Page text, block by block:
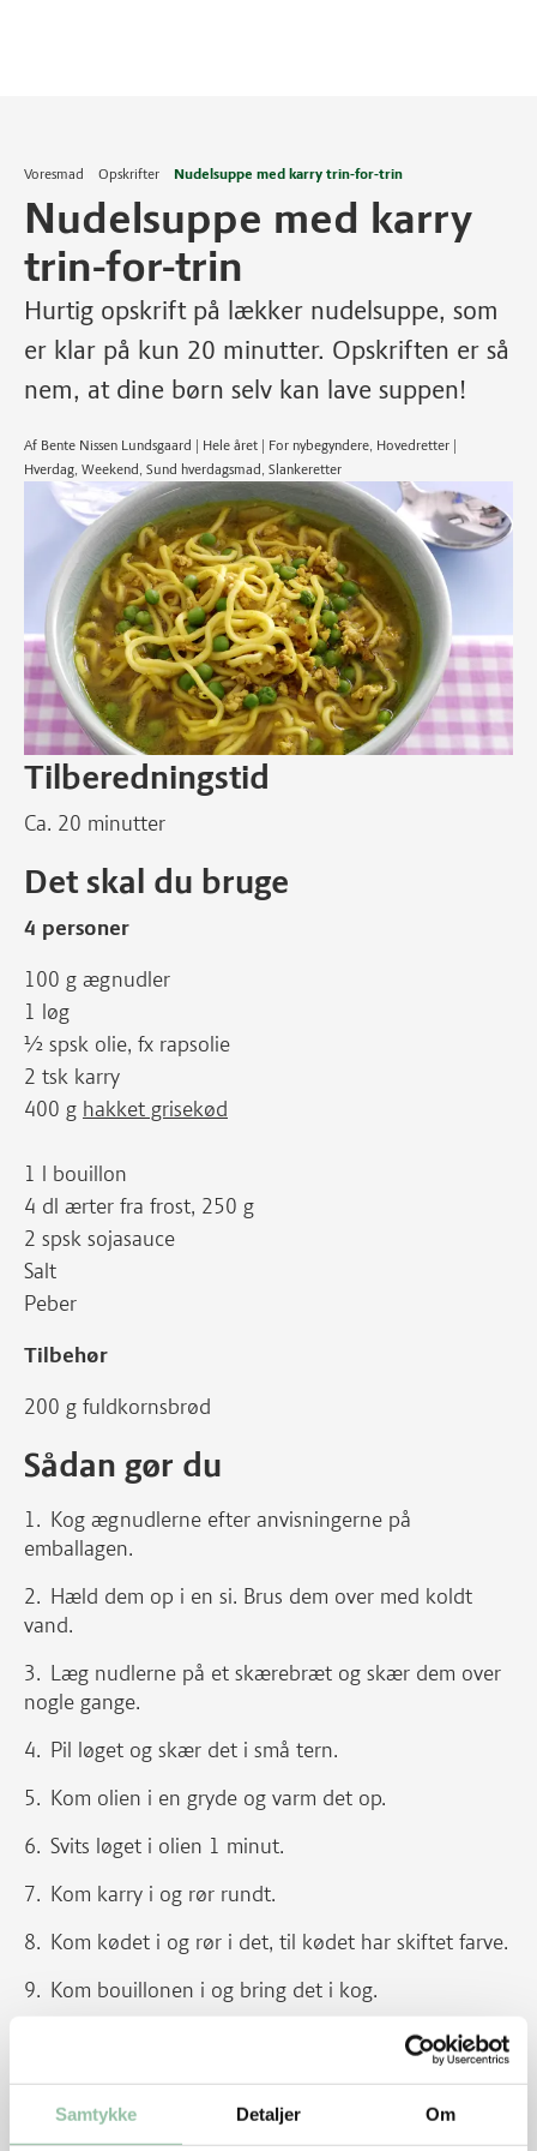
Samtykke Detaljer Om
Voresmad Opskrifter Nudelsuppe med karry trin-for-trin
Nudelsuppe med karry
trin-for-trin
Hurtig opskrift på lækker nudelsuppe, som
er klar på kun 20 minutter. Opskriften er så
nem, at dine børn selv kan lave suppen!
Af Bente Nissen Lundsgaard | Hele året | For nybegyndere, Hovedretter |
Hverdag, Weekend, Sund hverdagsmad, Slankeretter
Tilberedningstid
Ca. 20 minutter
Det skal du bruge
4 personer
100 g ægnudler
1 løg
½ spsk olie, fx rapsolie
2 tsk karry
400 g hakket grisekød
1 l bouillon
4 dl ærter fra frost, 250 g
2 spsk sojasauce
Salt
Peber
Tilbehør
200 g fuldkornsbrød
Sådan gør du
Kog ægnudlerne efter anvisningerne på
emballagen.
Hæld dem op i en si. Brus dem over med koldt
vand.
Læg nudlerne på et skærebræt og skær dem over
nogle gange.
Pil løget og skær det i små tern.
Kom olien i en gryde og varm det op.
Svits løget i olien 1 minut.
Kom karry i og rør rundt.
Kom kødet i og rør i det, til kødet har skiftet farve.
Kom bouillonen i og bring det i kog.
Lad suppen småkoge ca. 5 minutter.